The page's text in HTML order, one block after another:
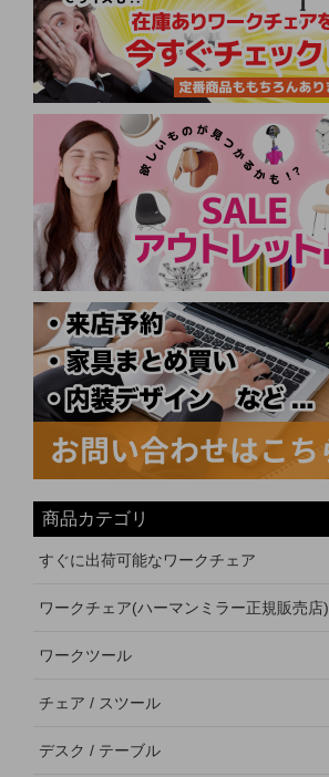
商品カテゴリ
すぐに出荷可能なワークチェア
ワークチェア(ハーマンミラー正規販売店)
ワークツール
チェア / スツール
デスク / テーブル